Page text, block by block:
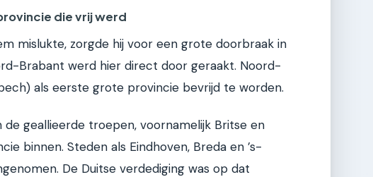
die vrij werd
mislukte, zorgde hij voor een grote doorbraak in
Brabant werd hier direct door geraakt. Noord-
als eerste grote provincie bevrijd te worden.
geallieerde troepen, voornamelijk Britse en
binnen. Steden als Eindhoven, Breda en ’s-
De Duitse verdediging was op dat